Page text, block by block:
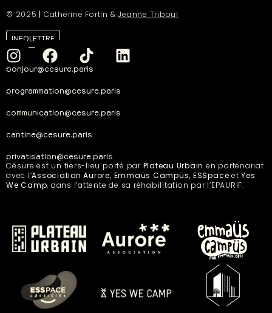
© 2025 | Catherine Fortin &Jeanne Triboul
INFOLETTRE
bonjour@cesure.paris
programmation@cesure.paris
communication@cesure.paris
cantine@cesure.paris
privatisation@cesure.paris
Césure est un tiers-lieu porté par Plateau Urbain en partenariat
avec l’Association Aurore, Emmaüs Campüs, ESSpaceetYes
We Camp, dans l’attente de sa réhabilitation par l’EPAURIF.